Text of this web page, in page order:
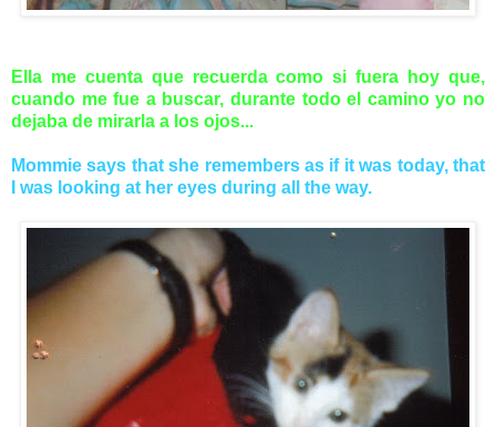
Ella me cuenta que recuerda como si fuera hoy que,
cuando me fue a buscar, durante todo el camino yo no
dejaba de mirarla a los ojos...
Mommie says that she remembers as if it was today, that
I was looking at her eyes during all the way.